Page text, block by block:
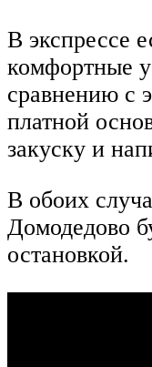
В экспрессе
комфортные
сравнению с
платной
закуску и
В обоих
Домодедово
остановкой.